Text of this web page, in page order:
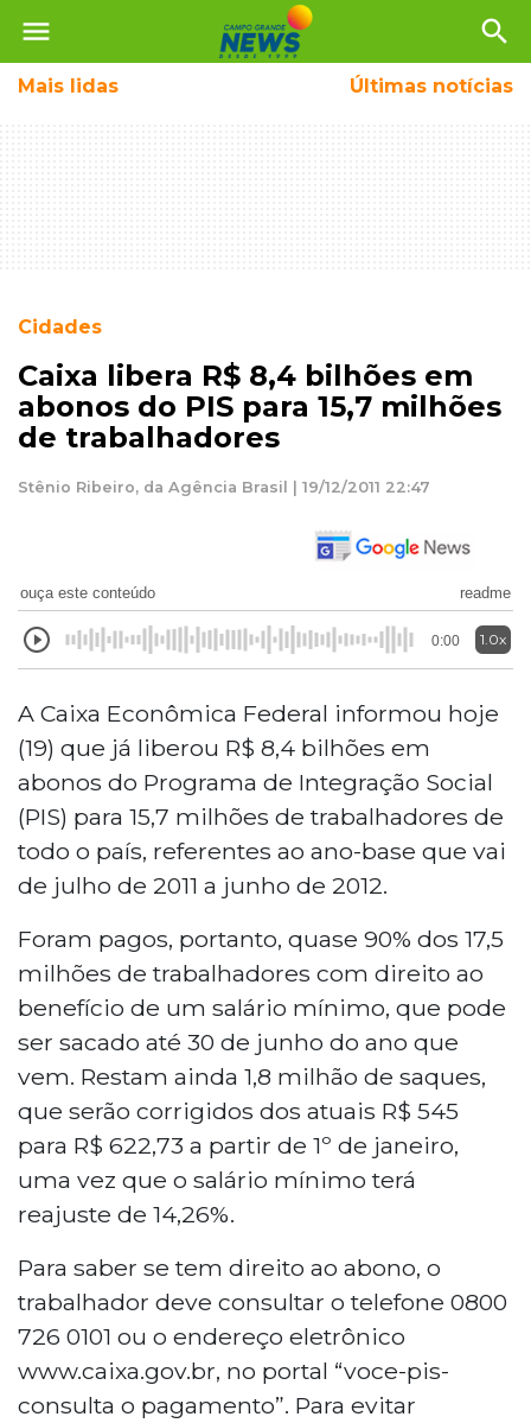
menu search
Mais lidas Últimas notícias
Cidades
Caixa libera R$ 8,4 bilhões em
abonos do PIS para 15,7 milhões
de trabalhadores
Stênio Ribeiro, da Agência Brasil | 19/12/2011 22:47
ouça este conteúdo readme
0:00 1.0x
A Caixa Econômica Federal informou hoje
(19) que já liberou R$ 8,4 bilhões em
abonos do Programa de Integração Social
(PIS) para 15,7 milhões de trabalhadores de
todo o país, referentes ao ano-base que vai
de julho de 2011 a junho de 2012.
Foram pagos, portanto, quase 90% dos 17,5
milhões de trabalhadores com direito ao
benefício de um salário mínimo, que pode
ser sacado até 30 de junho do ano que
vem. Restam ainda 1,8 milhão de saques,
que serão corrigidos dos atuais R$ 545
para R$ 622,73 a partir de 1º de janeiro,
uma vez que o salário mínimo terá
reajuste de 14,26%.
Para saber se tem direito ao abono, o
trabalhador deve consultar o telefone 0800
726 0101 ou o endereço eletrônico
www.caixa.gov.br, no portal “voce-pis-
consulta o pagamento”. Para evitar